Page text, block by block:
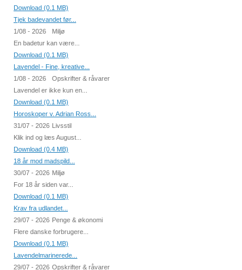
Download (0.1 MB)
Tjek badevandet før...
1/08 - 2026
Miljø
En badetur kan være...
Download (0.1 MB)
Lavendel - Fine, kreative...
1/08 - 2026
Opskrifter & råvarer
Lavendel er ikke kun en...
Download (0.1 MB)
Horoskoper v. Adrian Ross...
31/07 - 2026 Livsstil
Klik ind og læs August...
Download (0.4 MB)
18 år mod madspild...
30/07 - 2026 Miljø
For 18 år siden var...
Download (0.1 MB)
Krav fra udlandet...
29/07 - 2026 Penge & økonomi
Flere danske forbrugere...
Download (0.1 MB)
Lavendelmarinerede...
29/07 - 2026 Opskrifter & råvarer